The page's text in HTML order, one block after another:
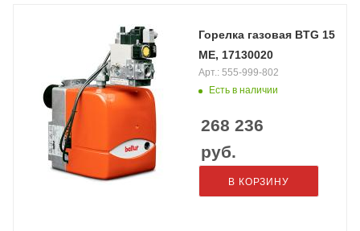
Горелка газовая BTG 15
ME, 17130020
Есть в наличии
Арт.: 555-999-802
268 236
руб.
В КОРЗИНУ